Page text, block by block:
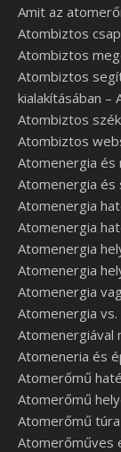
Amit az
Atombiztos
Atombiztos
Atombiztos
kialakításában –
Atombiztos
Atombiztos
Atomenergia és
Atomenergia és
Atomenergia
Atomenergia
Atomenergia
Atomenergia
Atomenergia
Atomenergia vs.
Atomenergiával
Atomeneria és
Atomerőmű
Atomerőmű
Atomerőmű
Atomerőműves